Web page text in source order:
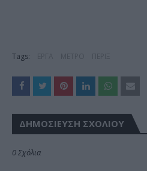
Tags:
ΔΗΜΟΣΊΕΥΣΗ ΣΧΟΛΊΟΥ
0 Σχόλια